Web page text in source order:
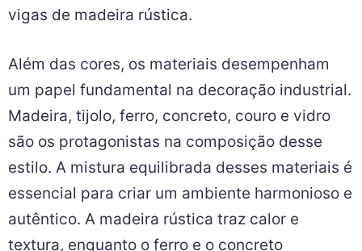
vigas de madeira rústica.
Além das cores, os materiais desempenham
um papel fundamental na decoração industrial.
Madeira, tijolo, ferro, concreto, couro e vidro
são os protagonistas na composição desse
estilo. A mistura equilibrada desses materiais é
essencial para criar um ambiente harmonioso e
autêntico. A madeira rústica traz calor e
textura, enquanto o ferro e o concreto